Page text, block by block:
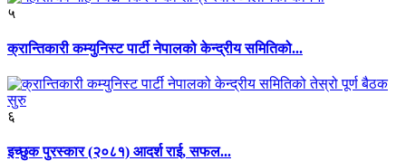
५
क्रान्तिकारी कम्युनिस्ट पार्टी नेपालको केन्द्रीय समितिको...
६
इच्छुक पुरस्कार (२०८१) आदर्श राई, सफल...